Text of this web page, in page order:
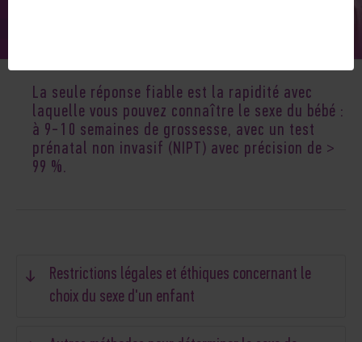
La seule réponse fiable est la rapidité avec
laquelle vous pouvez connaître le sexe du bébé :
à 9-10 semaines de grossesse, avec un test
prénatal non invasif (NIPT) avec précision de >
99 %.
Restrictions légales et éthiques concernant le
choix du sexe d'un enfant